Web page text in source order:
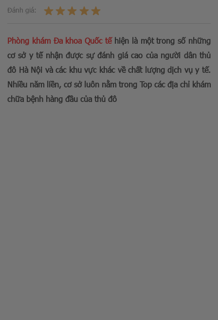
Đánh giá:
Phòng khám Đa khoa Quốc tếhiện là một trong số những
cơ sở y tế nhận được sự đánh giá cao của người dân thủ
đô Hà Nội và các khu vực khác về chất lượng dịch vụ y tế.
Nhiều năm liền, cơ sở luôn nằm trong Top các địa chỉ khám
chữa bệnh hàng đầu của thủ đô